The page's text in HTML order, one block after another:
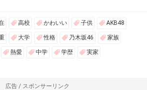
高校 かわいい 子供 AKB48
大学 性格 乃木坂46 家族
熱愛 中学 学歴 実家
広告 / スポンサーリンク